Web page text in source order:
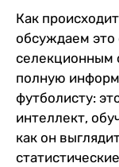
Как
обсуждаем это
селекционным
полную
футболисту:
интеллект,
как он